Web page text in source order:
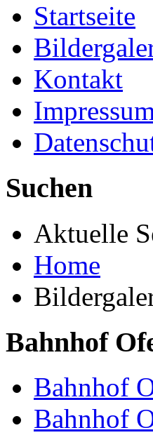
Startseite
Kontakt
Suchen
Aktuelle
Home
Bahnhof
Bahnhof
Bahnhof